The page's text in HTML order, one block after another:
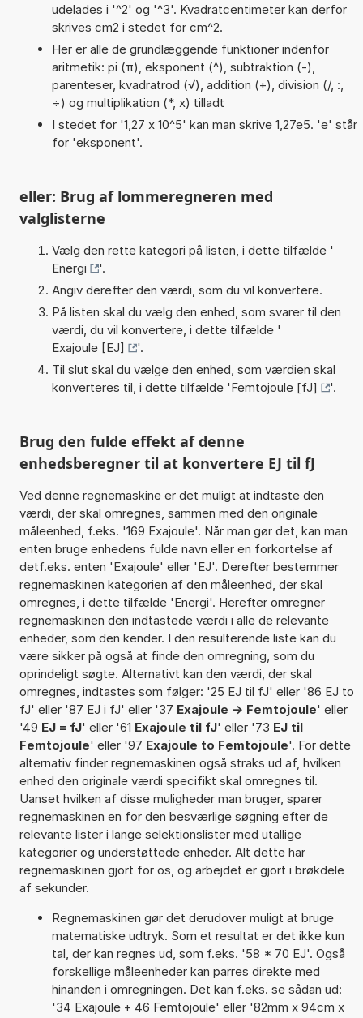
udelades i '^2' og '^3'. Kvadratcentimeter kan derfor
skrives cm2 i stedet for cm^2.
Her er alle de grundlæggende funktioner indenfor
aritmetik: pi (π), eksponent (^), subtraktion (-),
parenteser, kvadratrod (√), addition (+), division (/, :,
÷) og multiplikation (*, x) tilladt
I stedet for '1,27 x 10^5' kan man skrive 1,27e5. 'e' står
for 'eksponent'.
eller: Brug af lommeregneren med
valglisterne
Vælg den rette kategori på listen, i dette tilfælde '
Energi
'.
Angiv derefter den værdi, som du vil konvertere.
På listen skal du vælg den enhed, som svarer til den
værdi, du vil konvertere, i dette tilfælde '
Exajoule [EJ]
'.
Til slut skal du vælge den enhed, som værdien skal
konverteres til, i dette tilfælde 'Femtojoule [fJ] '.
Brug den fulde effekt af denne
enhedsberegner til at konvertere EJ til fJ
Ved denne regnemaskine er det muligt at indtaste den
værdi, der skal omregnes, sammen med den originale
måleenhed, f.eks. '169 Exajoule'. Når man gør det, kan man
enten bruge enhedens fulde navn eller en forkortelse af
detf.eks. enten 'Exajoule' eller 'EJ'. Derefter bestemmer
regnemaskinen kategorien af den måleenhed, der skal
omregnes, i dette tilfælde 'Energi'. Herefter omregner
regnemaskinen den indtastede værdi i alle de relevante
enheder, som den kender. I den resulterende liste kan du
være sikker på også at finde den omregning, som du
oprindeligt søgte. Alternativt kan den værdi, der skal
omregnes, indtastes som følger: '25 EJ til fJ' eller '86 EJ to
fJ' eller '87 EJ i fJ' eller '37 Exajoule -> Femtojoule' eller
'49 EJ = fJ' eller '61 Exajoule til fJ' eller '73 EJ til
Femtojoule' eller '97 Exajoule to Femtojoule'. For dette
alternativ finder regnemaskinen også straks ud af, hvilken
enhed den originale værdi specifikt skal omregnes til.
Uanset hvilken af disse muligheder man bruger, sparer
regnemaskinen en for den besværlige søgning efter de
relevante lister i lange selektionslister med utallige
kategorier og understøttede enheder. Alt dette har
regnemaskinen gjort for os, og arbejdet er gjort i brøkdele
af sekunder.
Regnemaskinen gør det derudover muligt at bruge
matematiske udtryk. Som et resultat er det ikke kun
tal, der kan regnes ud, som f.eks. '58 * 70 EJ'. Også
forskellige måleenheder kan parres direkte med
hinanden i omregningen. Det kan f.eks. se sådan ud:
'34 Exajoule + 46 Femtojoule' eller '82mm x 94cm x